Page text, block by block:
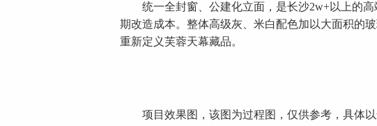
统一全封窗、公建化立面，是长沙2w+以上的高
期改造成本。整体高级灰、米白配色加以大面积的
重新定义芙蓉天幕藏品。
项目效果图，该图为过程图，仅供参考，具体以